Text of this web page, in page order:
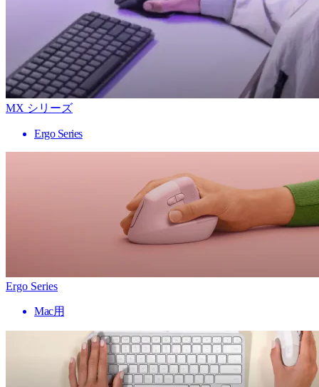
MX シリーズ
Ergo Series
Ergo Series
Mac用